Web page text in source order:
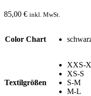
85,00 € inkl. MwSt.
Color Chart
Textilgrößen
XXS-
XS-S
S-M
M-L